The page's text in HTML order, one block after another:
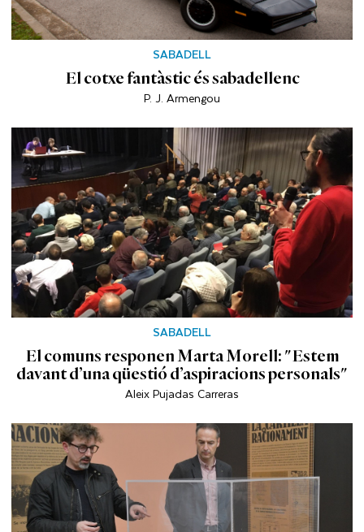
SABADELL
El cotxe fantàstic és sabadellenc
P. J. Armengou
SABADELL
El comuns responen Marta Morell: "Estem
davant d’una qüestió d’aspiracions personals"
Aleix Pujadas Carreras